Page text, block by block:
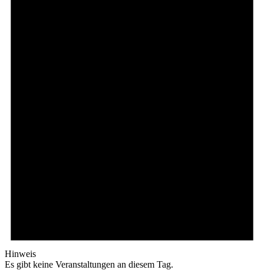
Hinweis
Es gibt keine Veranstaltungen an diesem Tag.